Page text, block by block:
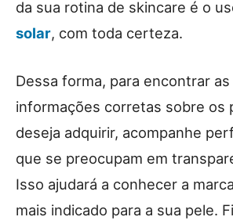
da sua rotina de skincare é o
solar, com toda certeza.
Dessa forma, para encontrar
informações corretas sobre os
deseja adquirir, acompanhe
que se preocupam em
Isso ajudará a conhecer a
mais indicado para a sua pele.